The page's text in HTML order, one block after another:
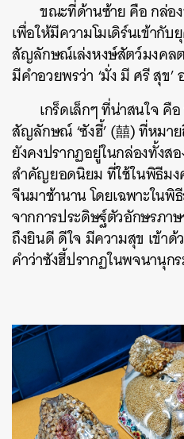
ขณะที่ด้านซ้าย คือ กล่อ
เพื่อให้มีความโมเดิร์นเข้ากั
สัญลักษณ์เล่งหงษ์สัตว์มงคล
มีคำอวยพรว่า ‘มั่ง มี ศรี สุข’
เกร็ดเล็กๆ ที่น่าสนใจ คื
สัญลักษณ์ ‘ซังฮี้’ (囍) ที่หมา
ยังคงปรากฏอยู่ในกล่องทั้ง
สำคัญยอดนิยม ที่ใช้ในพิธีมง
จีนมาช้านาน โดยเฉพาะใน
จากการประดิษฐ์ตัวอักษรภา
ถึงยินดี ดีใจ มีความสุข เข้า
คำว่าซังฮี้ปรากฏในพจนานุก